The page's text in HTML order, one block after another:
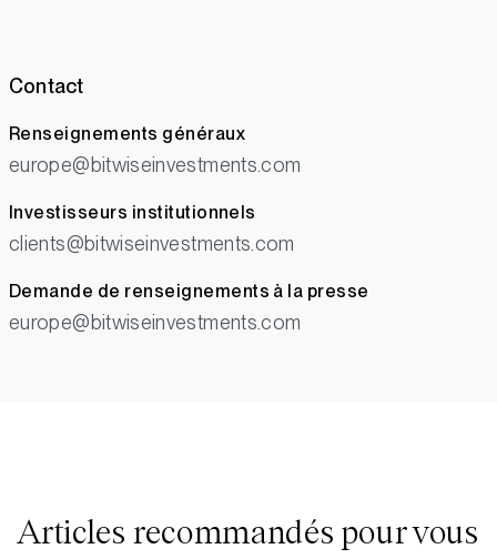
Contact
Renseignements généraux
europe@bitwiseinvestments.com
Investisseurs institutionnels
clients@bitwiseinvestments.com
Demande de renseignements à la presse
europe@bitwiseinvestments.com
Articles recommandés pour vous